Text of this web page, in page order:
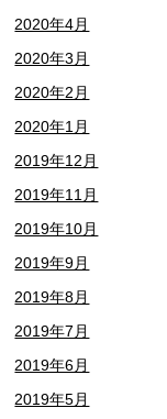
2020年4月
2020年3月
2020年2月
2020年1月
2019年12月
2019年11月
2019年10月
2019年9月
2019年8月
2019年7月
2019年6月
2019年5月